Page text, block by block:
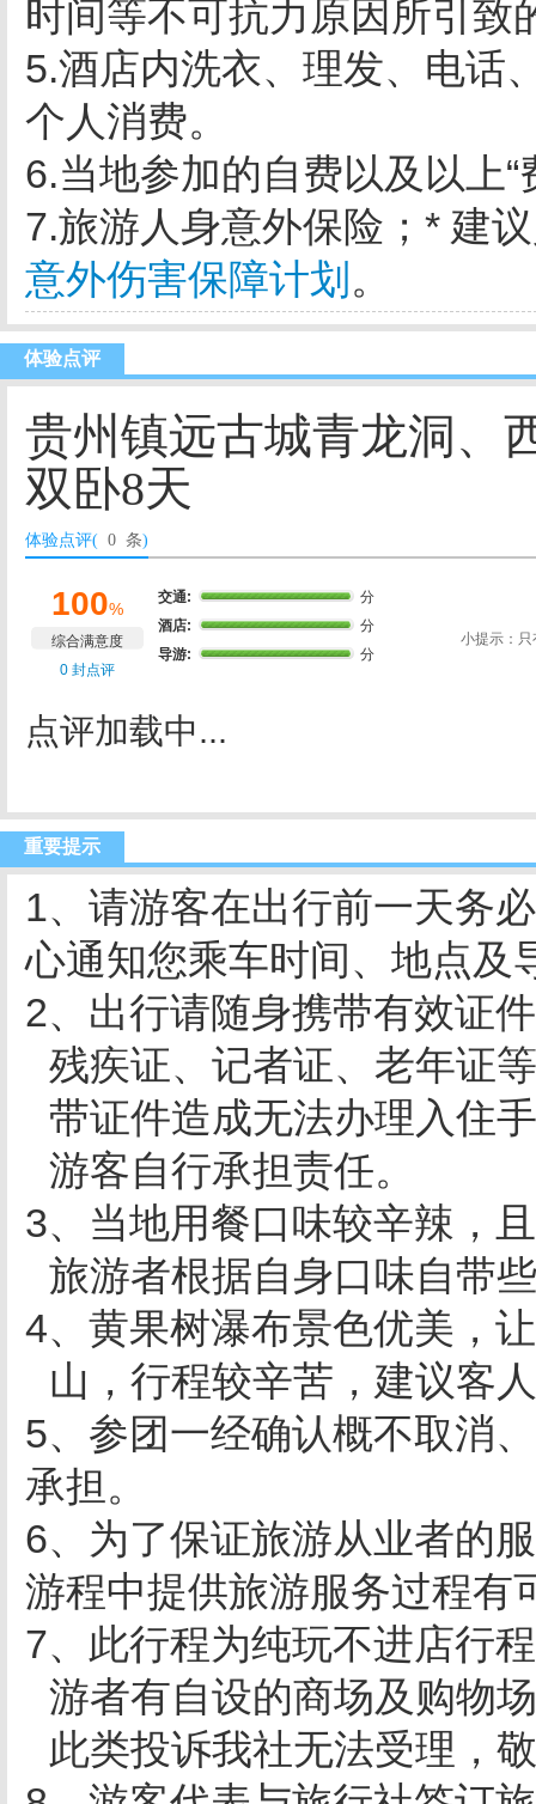
时间等不可抗力原因所引致
5.酒店内洗衣、理发、电话
个人消费。
6.当地参加的自费以及以上“
7.旅游人身意外保险； * 建
意外伤害保障计划 。
体验点评
贵州镇远古城青龙洞、
双卧8天
体验点评( 0 条)
100%
综合满意度
0 封点评
交通:
分
酒店:
分
导游:
分
小提示：
点评加载中...
重要提示
1、请游客在出行前一天务
心通知您乘车时间、地点及
2、出行请随身携带有效证
残疾证、记者证、老年证
带证件造成无法办理入住
游客自行承担责任。
3、当地用餐口味较辛辣，
旅游者根据自身口味自带
4、黄果树瀑布景色优美，
山，行程较辛苦，建议客
5、参团一经确认概不取消
承担。
6、为了保证旅游从业者的
游程中提供旅游服务过程有
7、此行程为纯玩不进店行
游者有自设的商场及购物
此类投诉我社无法受理，